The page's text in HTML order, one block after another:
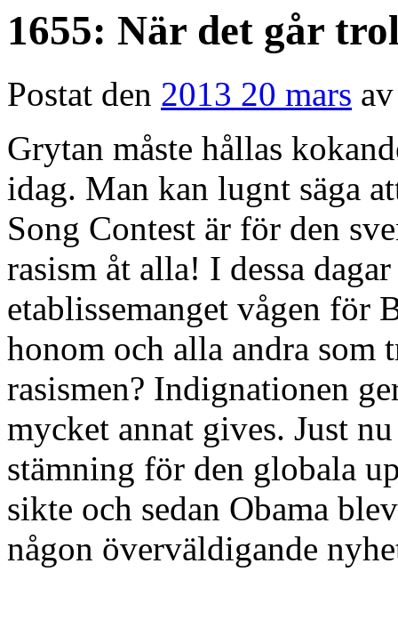
1655: När det går
Postat den 2013 20 mars av
Grytan måste hållas
idag. Man kan lugnt säga
Song Contest är för den
rasism åt alla! I dessa
etablissemanget vågen för
honom och alla andra som
rasismen? Indignationen
mycket annat gives. Just
stämning för den globala
sikte och sedan Obama
någon överväldigande